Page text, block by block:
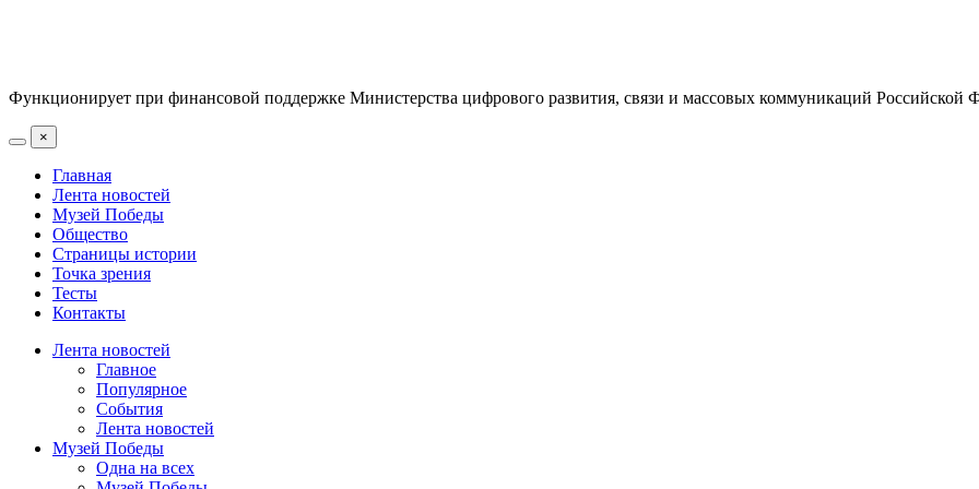
Функционирует при финансовой поддержке Министерства цифрового развития, связи и массовых коммуникаций Российской
×
Главная
Лента новостей
Музей Победы
Общество
Страницы истории
Точка зрения
Тесты
Контакты
Лента новостей
Главное
Популярное
События
Лента новостей
Музей Победы
Одна на всех